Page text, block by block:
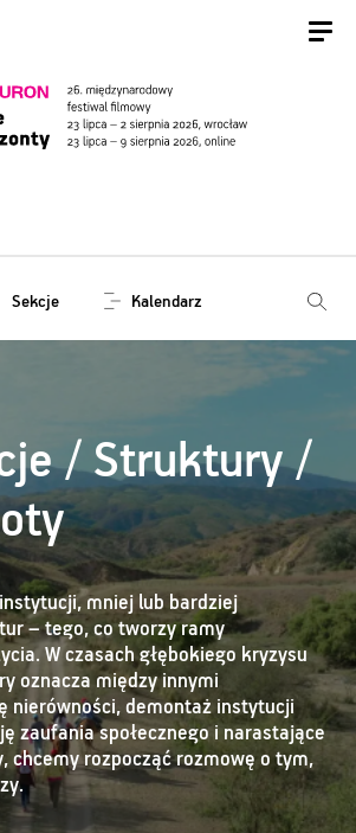
Sekcje Kalendarz
/ Struktury /
mniej lub bardziej
– tego, co tworzy ramy
W czasach głębokiego kryzysu
oznacza między innymi
nierówności, demontaż instytucji
zaufania społecznego i narastające
chcemy rozpocząć rozmowę o tym,